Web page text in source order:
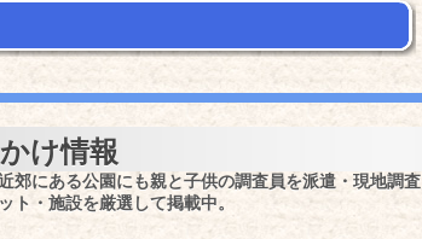
け情報
郊にある公園にも親と子供の調査員を派遣・現地調査
ト・施設を厳選して掲載中。